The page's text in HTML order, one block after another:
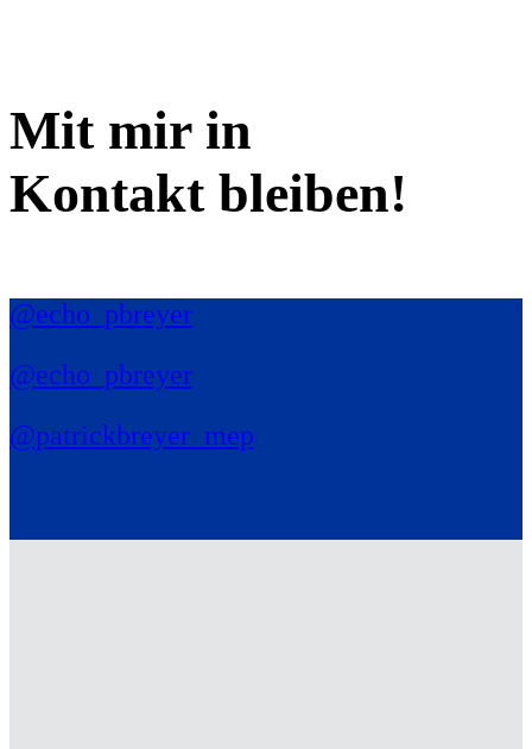
Mit mir in
Kontakt bleiben!
@echo_pbreyer
@echo_pbreyer
@patrickbreyer_mep